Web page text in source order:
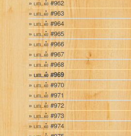
பாடல் #962
பாடல் #963
பாடல் #964
பாடல் #965
பாடல் #966
பாடல் #967
பாடல் #968
பாடல் #969
பாடல் #970
பாடல் #971
பாடல் #972
பாடல் #973
பாடல் #974